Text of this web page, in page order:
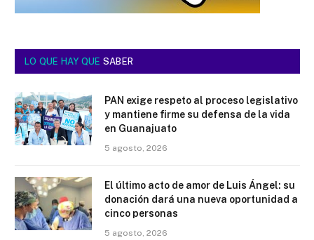
LO QUE HAY QUE SABER
PAN exige respeto al proceso legislativo
y mantiene firme su defensa de la vida
en Guanajuato
5 agosto, 2026
El último acto de amor de Luis Ángel: su
donación dará una nueva oportunidad a
cinco personas
5 agosto, 2026